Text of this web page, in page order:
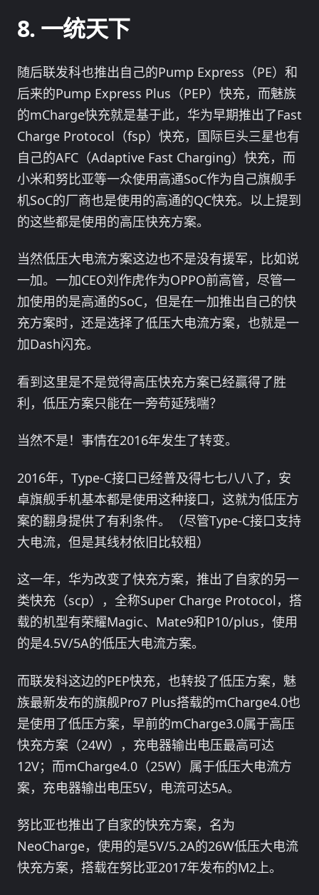
一统天下
随后联发科也推出自己的Pump Express（PE）和
后来的Pump Express Plus（PEP）快充，而魅族
的mCharge快充就是基于此，华为早期推出了Fast
Charge Protocol（fsp）快充，国际巨头三星也有
自己的AFC（Adaptive Fast Charging）快充，而
小米和努比亚等一众使用高通SoC作为自己旗舰手
机SoC的厂商也是使用的高通的QC快充。以上提到
的这些都是使用的高压快充方案。
当然低压大电流方案这边也不是没有援军，比如说
一加。一加CEO刘作虎作为OPPO前高管，尽管一
加使用的是高通的SoC，但是在一加推出自己的快
充方案时，还是选择了低压大电流方案，也就是一
加Dash闪充。
看到这里是不是觉得高压快充方案已经赢得了胜
利，低压方案只能在一旁苟延残喘？
当然不是！事情在2016年发生了转变。
2016年，Type-C接口已经普及得七七八八了，安
卓旗舰手机基本都是使用这种接口，这就为低压方
案的翻身提供了有利条件。（尽管Type-C接口支持
大电流，但是其线材依旧比较粗）
这一年，华为改变了快充方案，推出了自家的另一
类快充（scp），全称Super Charge Protocol，搭
载的机型有荣耀Magic、Mate9和P10/plus，使用
的是4.5V/5A的低压大电流方案。
而联发科这边的PEP快充，也转投了低压方案，魅
族最新发布的旗舰Pro7 Plus搭载的mCharge4.0也
是使用了低压方案，早前的mCharge3.0属于高压
快充方案（24W），充电器输出电压最高可达
12V；而mCharge4.0（25W）属于低压大电流方
案，充电器输出电压5V，电流可达5A。
努比亚也推出了自家的快充方案，名为
NeoCharge，使用的是5V/5.2A的26W低压大电流
快充方案，搭载在努比亚2017年发布的M2上。